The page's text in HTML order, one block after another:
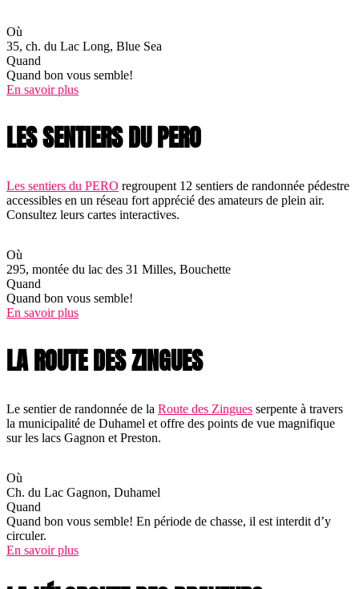
Où
35, ch. du Lac Long, Blue Sea
Quand
Quand bon vous semble!
En savoir plus
LES SENTIERS DU PERO
Les sentiers du PERO regroupent 12 sentiers de randonnée pédestre
accessibles en un réseau fort apprécié des amateurs de plein air.
Consultez leurs cartes interactives.
Où
295, montée du lac des 31 Milles, Bouchette
Quand
Quand bon vous semble!
En savoir plus
LA ROUTE DES ZINGUES
Le sentier de randonnée de la Route des Zingues serpente à travers
la municipalité de Duhamel et offre des points de vue magnifique
sur les lacs Gagnon et Preston.
Où
Ch. du Lac Gagnon, Duhamel
Quand
Quand bon vous semble! En période de chasse, il est interdit d’y
circuler.
En savoir plus